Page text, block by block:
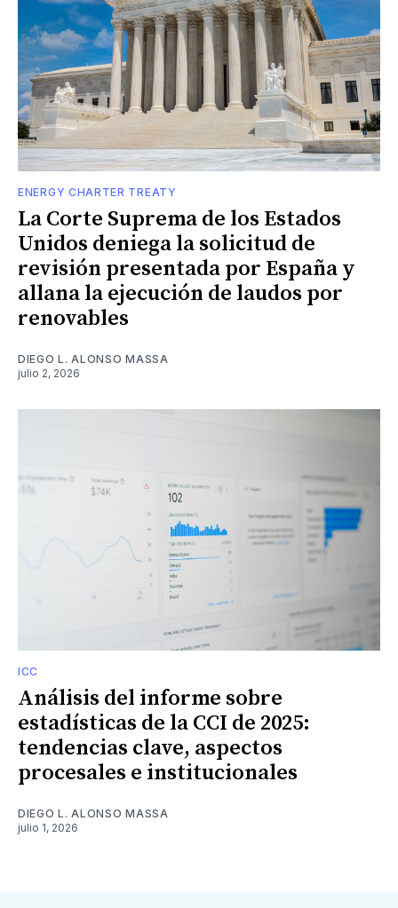
ENERGY CHARTER TREATY
La Corte Suprema de los Estados
Unidos deniega la solicitud de
revisión presentada por España y
allana la ejecución de laudos por
renovables
DIEGO L. ALONSO MASSA
julio 2, 2026
ICC
Análisis del informe sobre
estadísticas de la CCI de 2025:
tendencias clave, aspectos
procesales e institucionales
DIEGO L. ALONSO MASSA
julio 1, 2026